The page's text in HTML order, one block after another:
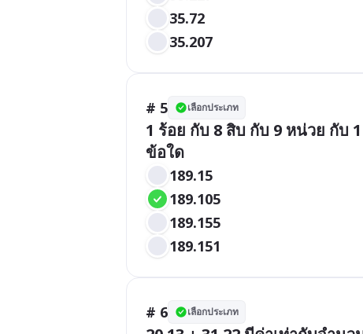
35.72
35.207
# 5 เลือกประเภท
1 ร้อย กับ 8 สิบ กับ 9 หน่วย กับ
ข้อใด
189.15
189.105
189.155
189.151
# 6 เลือกประเภท